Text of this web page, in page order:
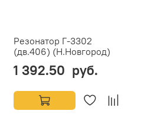
Резонатор Г-3302
(дв.406) (Н.Новгород)
1 392.50 руб.